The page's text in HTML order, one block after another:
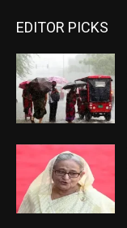
EDITOR PICKS